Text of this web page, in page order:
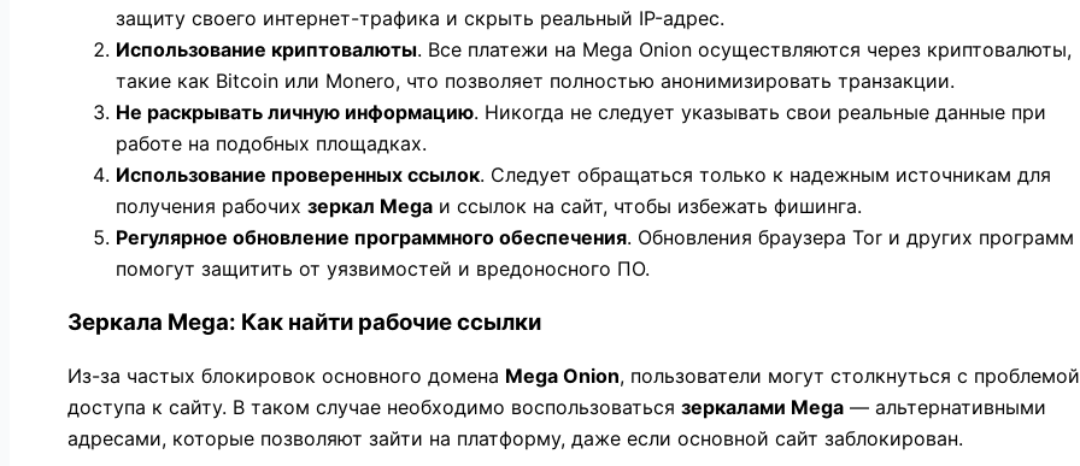
защиту своего интернет-трафика и скрыть реальный IP-адрес.
Использование криптовалюты. Все платежи на Mega Onion осуществляются через криптовалюты,
такие как Bitcoin или Monero, что позволяет полностью анонимизировать транзакции.
Не раскрывать личную информацию. Никогда не следует указывать свои реальные данные при
работе на подобных площадках.
Использование проверенных ссылок. Следует обращаться только к надежным источникам для
получения рабочих зеркал Mega и ссылок на сайт, чтобы избежать фишинга.
Регулярное обновление программного обеспечения. Обновления браузера Tor и других программ
помогут защитить от уязвимостей и вредоносного ПО.
Зеркала Mega: Как найти рабочие ссылки
Из-за частых блокировок основного домена Mega Onion, пользователи могут столкнуться с проблемой
доступа к сайту. В таком случае необходимо воспользоваться зеркалами Mega — альтернативными
адресами, которые позволяют зайти на платформу, даже если основной сайт заблокирован.